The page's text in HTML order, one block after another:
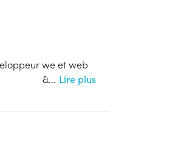
Technicien ou Brevet
de dépôts de dossier
we et web
: &... Lire plus